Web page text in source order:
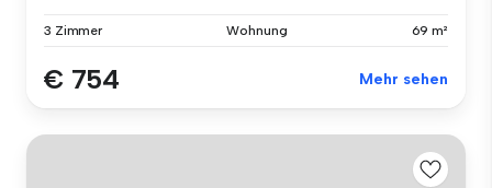
3 Zimmer Wohnung 69 m²
€ 754 Mehr sehen